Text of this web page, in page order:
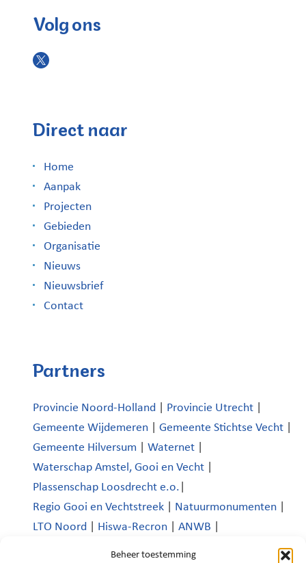
Beheer toestemming
Volg ons
Direct naar
Home
Aanpak
Projecten
Gebieden
Organisatie
Nieuws
Nieuwsbrief
Contact
Partners
Provincie Noord-Holland Provincie Utrecht
Gemeente Wijdemeren
Gemeente Stichtse Vecht
Gemeente Hilversum
Waternet
Waterschap Amstel, Gooi en Vecht
Plassenschap Loosdrecht e.o.
Regio Gooi en Vechtstreek
Natuurmonumenten
LTO Noord
Hiswa-Recron ANWB